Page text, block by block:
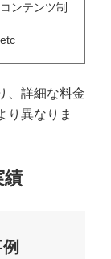
コンテンツ制
、詳細な料金
り異なりま
績